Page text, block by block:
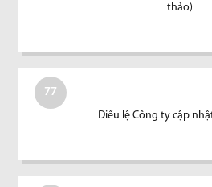
thảo)
77
Điều lệ Công ty cập